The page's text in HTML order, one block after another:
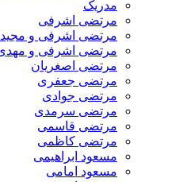
مدریک
مرتضی اشرفی
مرتضی اشرفی و
مرتضی اشرفی و
مرتضی اصغریان
مرتضی جعفری
مرتضی جوادی
مرتضی سرمدی
مرتضی قاسمی
مرتضی کاظمی
مسعود ابراهیمی
مسعود امامی